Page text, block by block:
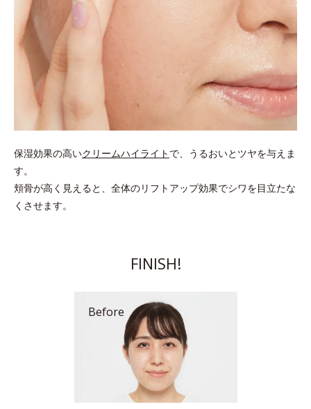
保湿効果の高いクリームハイライト で、うるおいとツヤを与えま
す。
頬骨が高く見えると、全体のリフトアップ効果でシワを目立たな
くさせます。
FINISH!
Before